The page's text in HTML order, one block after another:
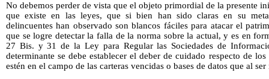
No debemos perder de vista que el objeto primordial de la presente
que existe en las leyes, que si bien han sido claras en su
delincuentes han observado son blancos fáciles para atacar el
que se logre detectar la falla de la norma sobre la actual, y es en
27 Bis. y 31 de la Ley para Regular las Sociedades de
determinante se debe establecer el deber de cuidado respecto de
estén en el campo de las carteras vencidas o bases de datos que al